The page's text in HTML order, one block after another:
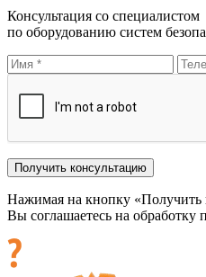
Консультация со специалистом
по оборудованию систем
Нажимая на кнопку «Получить
Вы соглашаетесь на обработку